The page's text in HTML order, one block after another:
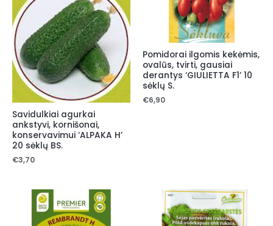
Savidulkiai agurkai
ankstyvi, kornišonai,
konservavimui ‘ALPAKA H’
20 sėklų BS.
€3,70
Pomidorai ilgomis kekėmis,
ovalūs, tvirti, gausiai
derantys ‘GIULIETTA F1’ 10
sėklų S.
€6,90